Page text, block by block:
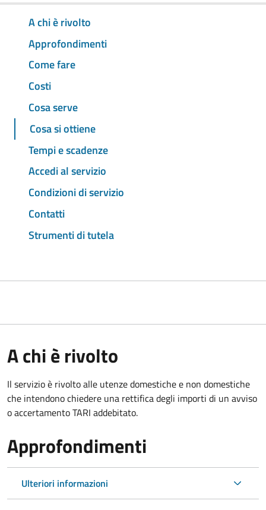
A chi è rivolto
Approfondimenti
Come fare
Costi
Cosa serve
Cosa si ottiene
Tempi e scadenze
Accedi al servizio
Condizioni di servizio
Contatti
Strumenti di tutela
A chi è rivolto
Il servizio è rivolto alle utenze domestiche e non domestiche
che intendono chiedere una rettifica degli importi di un avviso
o accertamento TARI addebitato.
Approfondimenti
Ulteriori informazioni